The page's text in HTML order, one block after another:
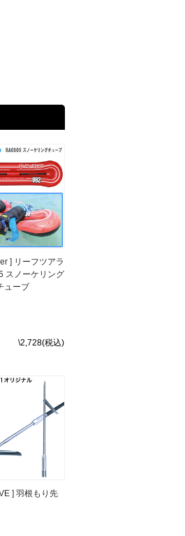
] リーフツアラ
スノーケリング
ューブ
\2,728(税込)
] 羽根もり先